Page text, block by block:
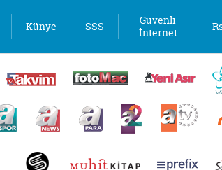
Künye SSS
Güvenli
İnternet